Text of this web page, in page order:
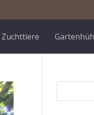
Zuchttiere